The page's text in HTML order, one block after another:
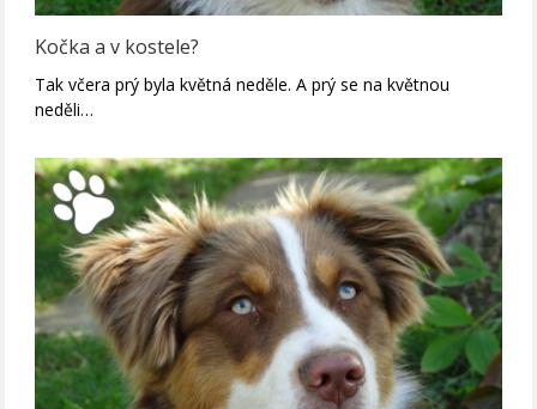
Kočka a v kostele?
Tak včera prý byla květná neděle. A prý se na květnou
neděli…